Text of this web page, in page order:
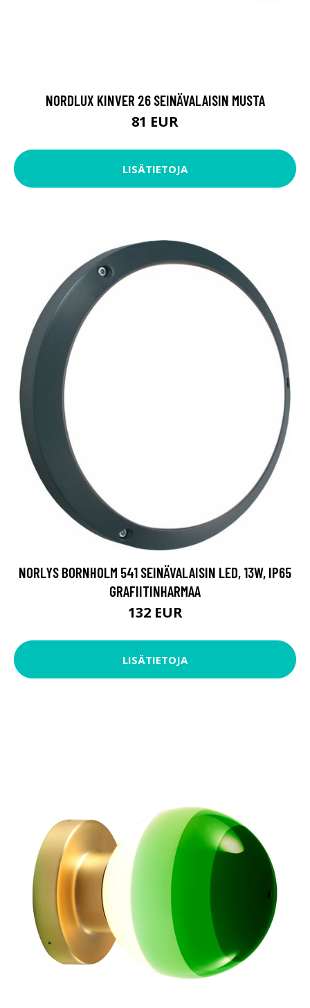
NORDLUX KINVER 26 SEINÄVALAISIN MUSTA
81 EUR
LISÄTIETOJA
NORLYS BORNHOLM 541 SEINÄVALAISIN LED, 13W, IP65
GRAFIITINHARMAA
132 EUR
LISÄTIETOJA